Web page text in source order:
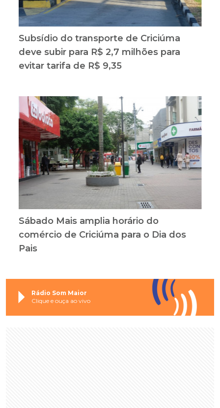
Subsídio do transporte de Criciúma
deve subir para R$ 2,7 milhões para
evitar tarifa de R$ 9,35
Sábado Mais amplia horário do
comércio de Criciúma para o Dia dos
Pais
Rádio Som Maior
Clique e ouça ao vivo